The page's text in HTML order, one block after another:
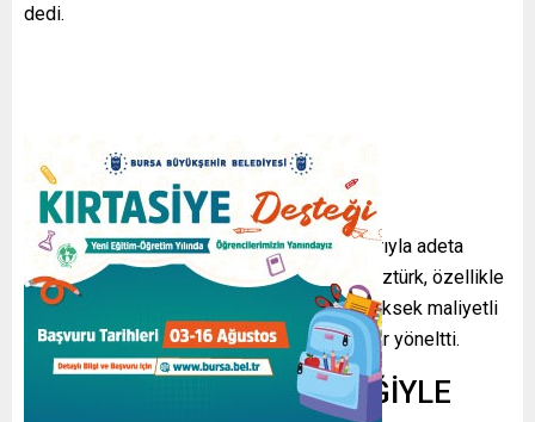
dedi.
Bursa’nın yıllardır kontrolsüz imar politikalarıyla adeta
beton baskısı altına sokulduğunu belirten Öztürk, özellikle
son dönemde kamuoyunda gündem olan yüksek maliyetli
villa projeleri üzerinden dikkat çeken sorular yöneltti.
“BURSA DEPREM GERÇEĞİYLE